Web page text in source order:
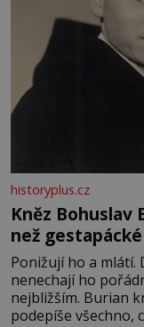
historyplus.cz
Kněz Bohuslav
než
Ponižují ho a mlátí.
nenechají ho
nejbližším. Burian
podepíše všechno,